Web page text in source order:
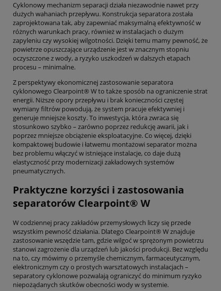
Cyklonowy mechanizm separacji działa niezawodnie nawet przy
dużych wahaniach przepływu. Konstrukcja separatora została
zaprojektowana tak, aby zapewniać maksymalną efektywność w
różnych warunkach pracy, również w instalacjach o dużym
zapyleniu czy wysokiej wilgotności. Dzięki temu mamy pewność, że
powietrze opuszczające urządzenie jest w znacznym stopniu
oczyszczone z wody, a ryzyko uszkodzeń w dalszych etapach
procesu – minimalne.
Z perspektywy ekonomicznej zastosowanie separatora
cyklonowego Clearpoint® W to także sposób na ograniczenie strat
energii. Niższe opory przepływu i brak konieczności częstej
wymiany filtrów powodują, że system pracuje efektywniej i
generuje mniejsze koszty. To inwestycja, która zwraca się
stosunkowo szybko – zarówno poprzez redukcję awarii, jak i
poprzez mniejsze obciążenie eksploatacyjne. Co więcej, dzięki
kompaktowej budowie i łatwemu montażowi separator można
bez problemu włączyć w istniejące instalacje, co daje dużą
elastyczność przy modernizacji zakładowych systemów
pneumatycznych.
Praktyczne korzyści i zastosowania
separatorów Clearpoint® W
W codziennej pracy zakładów przemysłowych liczy się przede
wszystkim pewność działania. Dlatego Clearpoint® W znajduje
zastosowanie wszędzie tam, gdzie wilgoć w sprężonym powietrzu
stanowi zagrożenie dla urządzeń lub jakości produkcji. Bez względu
na to, czy mówimy o przemyśle chemicznym, farmaceutycznym,
elektronicznym czy o prostych warsztatowych instalacjach –
separatory cyklonowe pozwalają ograniczyć do minimum ryzyko
niepożądanych skutków obecności wody w systemie.